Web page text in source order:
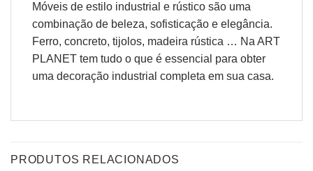
Móveis de estilo industrial e rústico são uma
combinação de beleza, sofisticação e elegância.
Ferro, concreto, tijolos, madeira rústica … Na ART
PLANET tem tudo o que é essencial para obter
uma decoração industrial completa em sua casa.
PRODUTOS RELACIONADOS